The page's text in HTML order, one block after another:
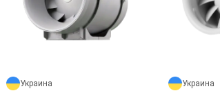
Украина Украина